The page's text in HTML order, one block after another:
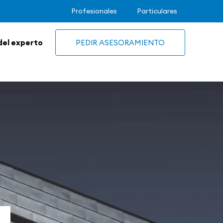
Profesionales Particulares
experto PEDIR ASESORAMIENTO